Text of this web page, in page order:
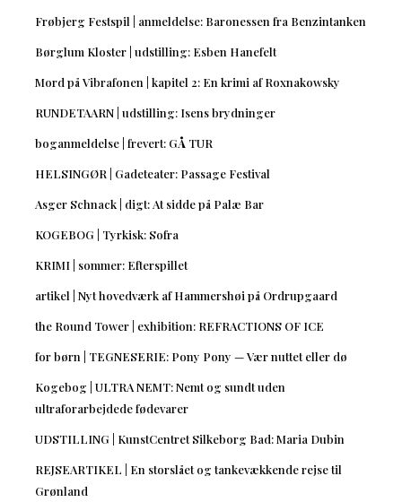
Frøbjerg Festspil | anmeldelse: Baronessen fra Benzintanken
Børglum Kloster | udstilling: Esben Hanefelt
Mord på Vibrafonen | kapitel 2: En krimi af Roxnakowsky
RUNDETAARN | udstilling: Isens brydninger
boganmeldelse | frevert: GÅ TUR
HELSINGØR | Gadeteater: Passage Festival
Asger Schnack | digt: At sidde på Palæ Bar
KOGEBOG | Tyrkisk: Sofra
KRIMI | sommer: Efterspillet
artikel | Nyt hovedværk af Hammershøi på Ordrupgaard
the Round Tower | exhibition: REFRACTIONS OF ICE
for børn | TEGNESERIE: Pony Pony — Vær nuttet eller dø
Kogebog | ULTRA NEMT: Nemt og sundt uden
ultraforarbejdede fødevarer
UDSTILLING | KunstCentret Silkeborg Bad: Maria Dubin
REJSEARTIKEL | En storslået og tankevækkende rejse til
Grønland